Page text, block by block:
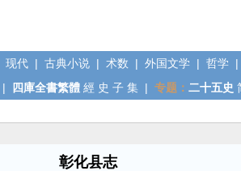
现代 | 古典小说 | 术数 | 外国文学 | 哲学 |
| 四庫全書繁體 經 史 子 集 | 专题： 二十五史
彰化县志